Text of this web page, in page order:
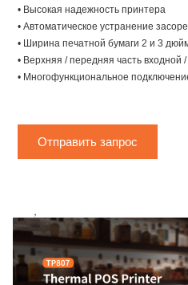
• Высокая надежность принтера
• Автоматическое устранение
• Ширина печатной бумаги 2 и 3
• Верхняя / передняя часть входной
• Многофункциональное
Отправить запрос
，